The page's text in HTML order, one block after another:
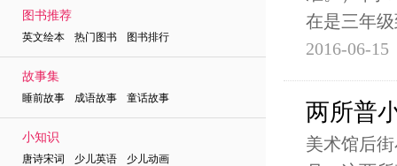
图书推荐
英文绘本 热门图书 图书排行
故事集
睡前故事 成语故事 童话故事
小知识
唐诗宋词 少儿英语 少儿动画
在是三年
2016-06-15
两所普
美术馆后